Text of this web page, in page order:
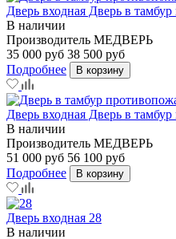
Дверь входная Дверь в
В наличии
Производитель МЕДВЕРЬ
35 000 руб 38 500 руб
Подробнее
В корзину
Дверь входная Дверь в
В наличии
Производитель МЕДВЕРЬ
51 000 руб 56 100 руб
Подробнее
В корзину
Дверь входная 28
В наличии